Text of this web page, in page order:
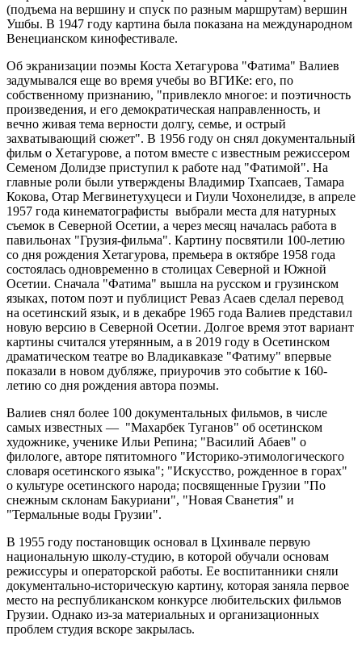
(подъема на вершину и спуск по разным маршрутам) вершин
Ушбы. В 1947 году картина была показана на международном
Венецианском кинофестивале.
Об экранизации поэмы Коста Хетагурова "Фатима" Валиев
задумывался еще во время учебы во ВГИКе: его, по
собственному признанию, "привлекло многое: и поэтичность
произведения, и его демократическая направленность, и
вечно живая тема верности долгу, семье, и острый
захватывающий сюжет". В 1956 году он снял документальный
фильм о Хетагурове, а потом вместе с известным режиссером
Семеном Долидзе приступил к работе над "Фатимой". На
главные роли были утверждены Владимир Тхапсаев, Тамара
Кокова, Отар Мегвинетухуцеси и Гиули Чохонелидзе, в апреле
1957 года кинематографисты выбрали места для натурных
съемок в Северной Осетии, а через месяц началась работа в
павильонах "Грузия-фильма". Картину посвятили 100-летию
со дня рождения Хетагурова, премьера в октябре 1958 года
состоялась одновременно в столицах Северной и Южной
Осетии. Сначала "Фатима" вышла на русском и грузинском
языках, потом поэт и публицист Реваз Асаев сделал перевод
на осетинский язык, и в декабре 1965 года Валиев представил
новую версию в Северной Осетии. Долгое время этот вариант
картины считался утерянным, а в 2019 году в Осетинском
драматическом театре во Владикавказе "Фатиму" впервые
показали в новом дубляже, приурочив это событие к 160-
летию со дня рождения автора поэмы.
Валиев снял более 100 документальных фильмов, в числе
самых известных — "Махарбек Туганов" об осетинском
художнике, ученике Ильи Репина; "Василий Абаев" о
филологе, авторе пятитомного "Историко-этимологического
словаря осетинского языка"; "Искусство, рожденное в горах"
о культуре осетинского народа; посвященные Грузии "По
снежным склонам Бакуриани", "Новая Сванетия" и
"Термальные воды Грузии".
В 1955 году постановщик основал в Цхинвале первую
национальную школу-студию, в которой обучали основам
режиссуры и операторской работы. Ее воспитанники сняли
документально-историческую картину, которая заняла первое
место на республиканском конкурсе любительских фильмов
Грузии. Однако из-за материальных и организационных
проблем студия вскоре закрылась.